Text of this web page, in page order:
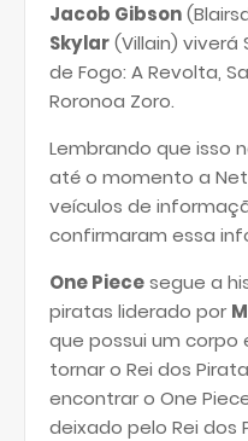
Jacob Gibson
Skylar(Villain) viverá
de Fogo: A Revolta,
Roronoa Zoro.
Lembrando que isso
até o momento a
veículos de
confirmaram essa
One Piecesegue a
piratas liderado por
que possui um
tornar o Rei dos
encontrar o One
deixado pelo Rei dos